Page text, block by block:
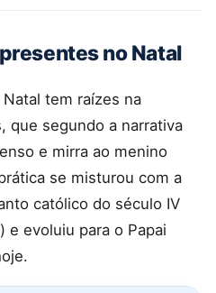
no Natal
tem raízes na
que segundo a narrativa
e mirra ao menino
se misturou com a
católico do século IV
evoluiu para o Papai